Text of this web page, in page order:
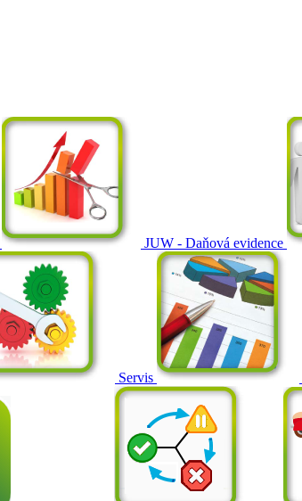
JUW - Daňová evidence
Servis